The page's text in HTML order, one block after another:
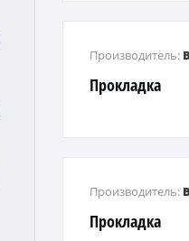
Прокладка
Производитель:
Прокладка
Производитель: